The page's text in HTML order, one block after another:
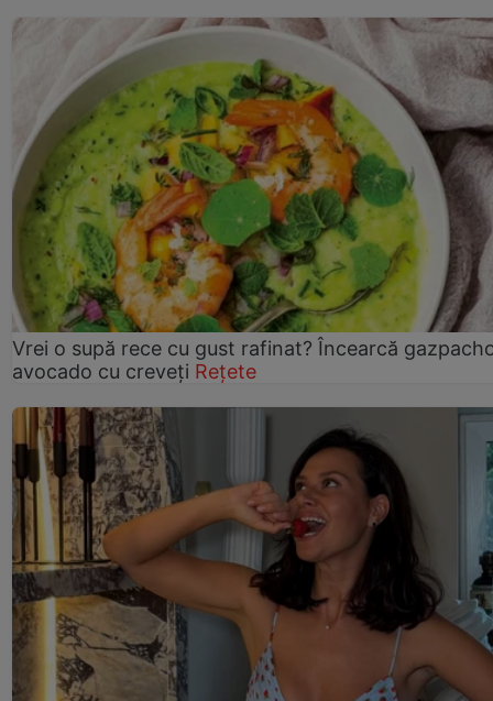
Vrei o supă rece cu gust rafinat? Încearcă
avocado cu creveți Rețete